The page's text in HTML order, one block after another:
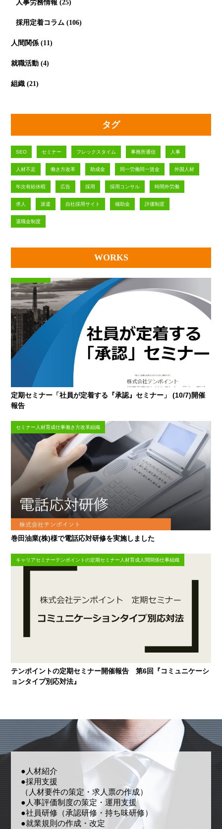
人事労務情報 (25)
採用定着コラム (106)
人間関係 (11)
就職活動 (4)
組織 (21)
タグ
SEO セミナー フレックスタイム 事務所通信 人事
人材不足 働き方改革 助成金 同一労働同一賃金 外国人材
年次有給休暇 広告 採用 採用コンサル 時間外労働
求人 派遣 自社採用サイト 補助金 評価制度
退職金制度
WORKS
定期セミナー「社員が定着する『承認』セミナー」 (10/7)開催
報告
セミナー人材育成仕事働き方改革組織
巻田油業(株)様で電話応対研修を実施しました
キャリアセミナーテンポイントの定期セミナー人材育成人間関係仕事組織
テンポイントの定期セミナー開催報告 第6回『コミュニケーシ
ョンタイプ別応対法』
●人材紹介
●採用支援
（人材要件の策定・求人票の作成）
●人事評価制度の策定・運用支援
●社員研修（承認研修・持ち味研修）
●就業規則の作成・改定